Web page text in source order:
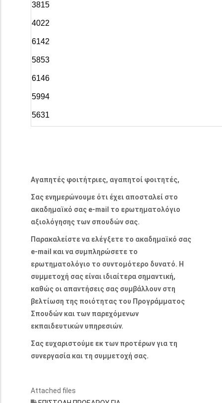
3815
4022
6142
5853
6146
5994
5631
Αγαπητές φοιτήτριες, αγαπητοί φοιτητές,
Σας ενημερώνουμε ότι έχει αποσταλεί στο
ακαδημαϊκό σας e-mail το ερωτηματολόγιο
αξιολόγησης των σπουδών σας.
Παρακαλείστε να ελέγξετε το ακαδημαϊκό σας
e-mail και να συμπληρώσετε το
ερωτηματολόγιο το συντομότερο δυνατό. Η
συμμετοχή σας είναι ιδιαίτερα σημαντική,
καθώς οι απαντήσεις σας συμβάλλουν στη
βελτίωση της ποιότητας του Προγράμματος
Σπουδών και των παρεχόμενων
εκπαιδευτικών υπηρεσιών.
Σας ευχαριστούμε εκ των προτέρων για τη
συνεργασία και τη συμμετοχή σας.
Attached files